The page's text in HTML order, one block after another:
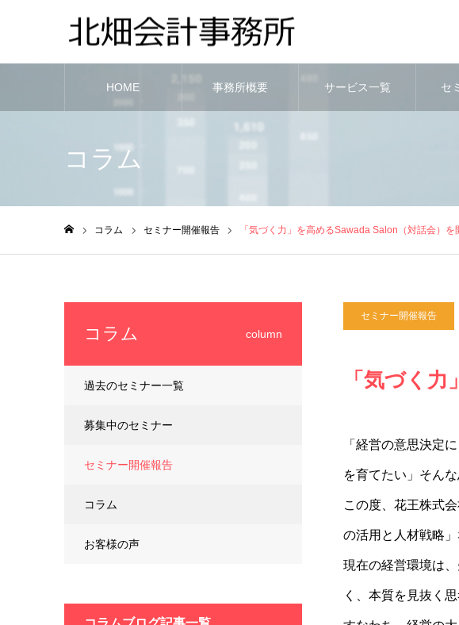
HOME 事務所概要 サービス一覧 セ
コラム
コラム セミナー開催報告 「気づく力」を高めるSawada Salon（対話会）を
セミナー開催報告
「気づく
「経営の意思決定
を育てたい」そん
この度、花王株式
の活用と人材戦略
現在の経営環境は
く、本質を見抜く
コラム column
過去のセミナー一覧
募集中のセミナー
セミナー開催報告
コラム
お客様の声